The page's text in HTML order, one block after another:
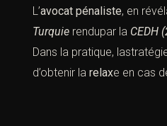
L’avocat pénaliste, en
Turquie rendupar la CEDH
Dans la pratique,
d’obtenir la relaxe en cas